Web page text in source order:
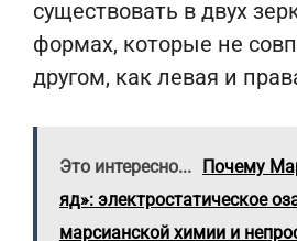
существовать в двух
формах, которые не
другом, как левая и
Это интересно... Почему
яд»: электростатическое
марсианской химии и